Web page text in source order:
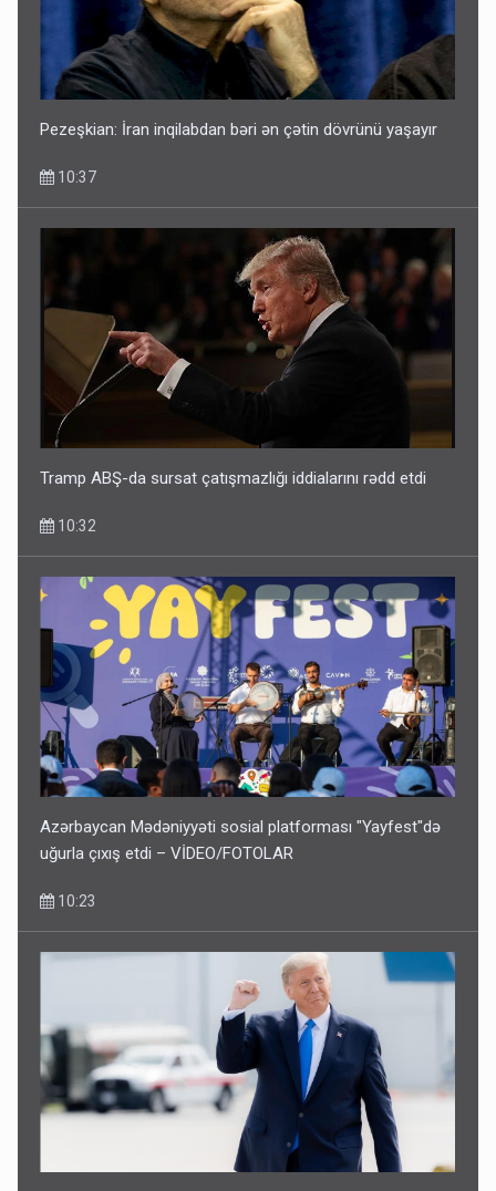
Pezeşkian: İran inqilabdan bəri ən çətin dövrünü yaşayır
10:37
Tramp ABŞ-da sursat çatışmazlığı iddialarını rədd etdi
10:32
Azərbaycan Mədəniyyəti sosial platforması "Yayfest"də
uğurla çıxış etdi – VİDEO/FOTOLAR
10:23